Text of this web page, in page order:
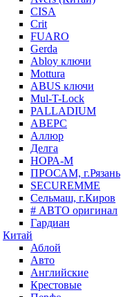
CISA
Crit
FUARO
Gerda
Abloy ключи
Mottura
ABUS ключи
Mul-T-Lock
PALLADIUM
АВЕРС
Аллюр
Делга
НОРА-М
ПРОСАМ, г.Рязань
SECUREMME
Сельмаш, г.Киров
# АВТО оригинал
Гардиан
Китай
Аблой
Авто
Английские
Крестовые